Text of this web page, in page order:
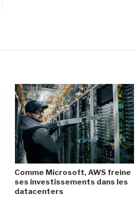
Comme Microsoft, AWS freine
ses investissements dans les
datacenters